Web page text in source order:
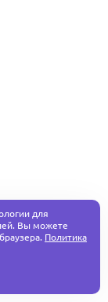
для
Вы можете
Политика